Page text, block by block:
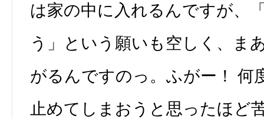
は家の中に入れるんですが、
う」という願いも空しく、ま
がるんですのっ。ふがー！ 何
止めてしまおうと思ったほど